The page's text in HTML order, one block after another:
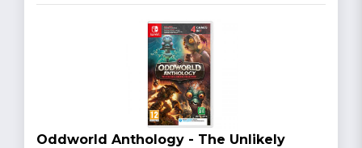
Oddworld Anthology - The Unlikely